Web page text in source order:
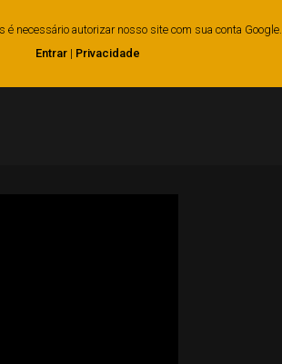
é necessário autorizar nosso site com sua conta Google.
Entrar| Privacidade